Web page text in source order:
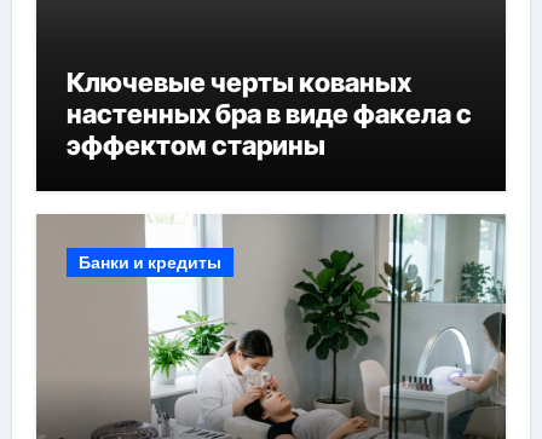
Ключевые черты кованых
настенных бра в виде факела с
эффектом старины
Банки и кредиты